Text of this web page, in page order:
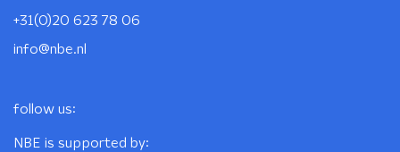
+31(0)20 623 78 06
info@nbe.nl
follow us:
NBE is supported by: